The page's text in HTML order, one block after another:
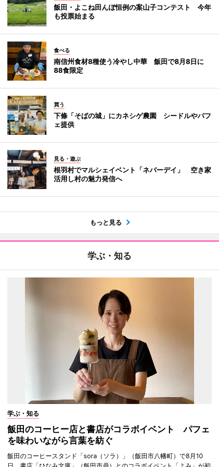
飯田・よこね田んぼ恒例の案山子コンテスト 今年
も投票始まる
食べる
南信州食材8種使う冷やし中華 飯田で8月8日に
88食限定
買う
下條「そばの城」にカネシゲ農園 シードルやパフ
ェ提供
見る・遊ぶ
根羽村でマルシェイベント「ネバーデイ」 空き家
活用し村の魅力発信へ
もっと見る
学ぶ・知る
学ぶ・知る
飯田のコーヒー店と書店がコラボイベント パフェ
を味わいながら言葉を紡ぐ
飯田のコーヒースタンド「sora（ソラ）」（飯田市八幡町）で8月10
日、書店「ひなみ文庫」（飯田市鼎）とのコラボイベント「よみ」が初